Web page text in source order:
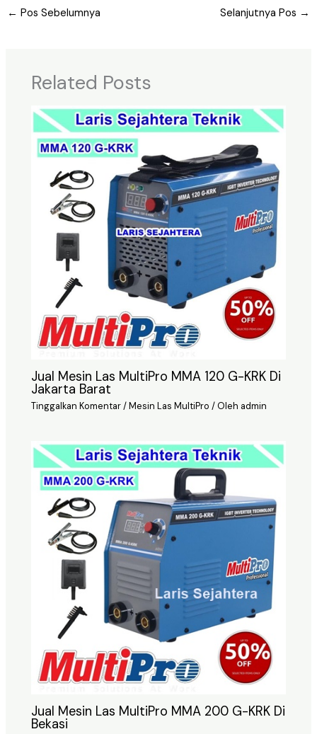
← Pos Sebelumnya Selanjutnya Pos →
Related Posts
Jual Mesin Las MultiPro MMA 120 G-KRK Di
Jakarta Barat
Tinggalkan Komentar/Mesin Las MultiPro / Oleh admin
Jual Mesin Las MultiPro MMA 200 G-KRK Di
Bekasi